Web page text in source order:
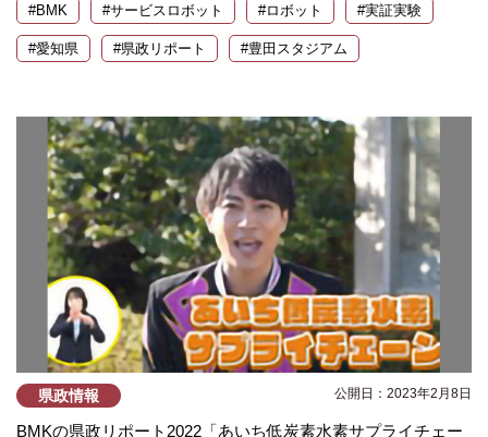
#BMK #サービスロボット #ロボット #実証実験
#愛知県 #県政リポート #豊田スタジアム
県政情報 公開日：2023年2月8日
BMKの県政リポート2022「あいち低炭素水素サプライチェー